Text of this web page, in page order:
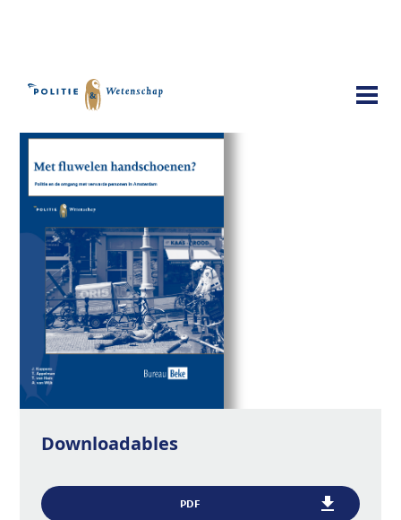
Publicaties Met fluwelen handschoenen?
Downloadables
PDF